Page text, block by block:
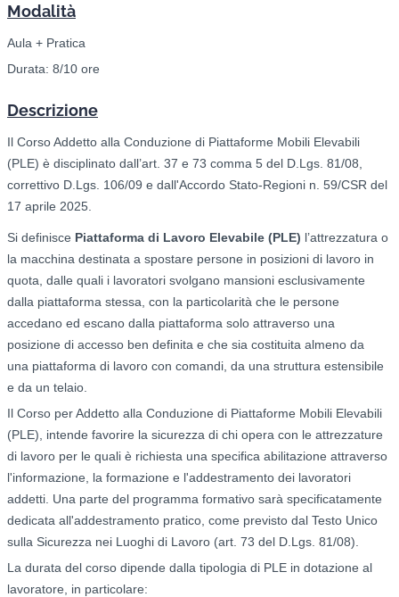
Modalità
Aula + Pratica
Durata: 8/10 ore
Descrizione
Il Corso Addetto alla Conduzione di Piattaforme Mobili Elevabili
(PLE) è disciplinato dall’art. 37 e 73 comma 5 del D.Lgs. 81/08,
correttivo D.Lgs. 106/09 e dall'Accordo Stato-Regioni n. 59/CSR del
17 aprile 2025.
Si definisce Piattaforma di Lavoro Elevabile (PLE) l’attrezzatura o
la macchina destinata a spostare persone in posizioni di lavoro in
quota, dalle quali i lavoratori svolgano mansioni esclusivamente
dalla piattaforma stessa, con la particolarità che le persone
accedano ed escano dalla piattaforma solo attraverso una
posizione di accesso ben definita e che sia costituita almeno da
una piattaforma di lavoro con comandi, da una struttura estensibile
e da un telaio.
Il Corso per Addetto alla Conduzione di Piattaforme Mobili Elevabili
(PLE), intende favorire la sicurezza di chi opera con le attrezzature
di lavoro per le quali è richiesta una specifica abilitazione attraverso
l'informazione, la formazione e l'addestramento dei lavoratori
addetti. Una parte del programma formativo sarà specificatamente
dedicata all'addestramento pratico, come previsto dal Testo Unico
sulla Sicurezza nei Luoghi di Lavoro (art. 73 del D.Lgs. 81/08).
La durata del corso dipende dalla tipologia di PLE in dotazione al
lavoratore, in particolare: